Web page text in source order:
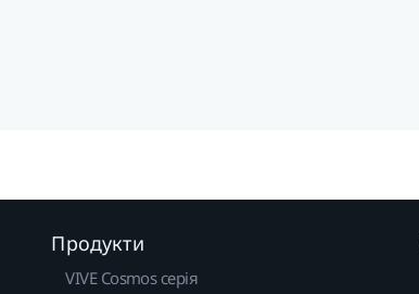
Продукти
VIVE Cosmos серія